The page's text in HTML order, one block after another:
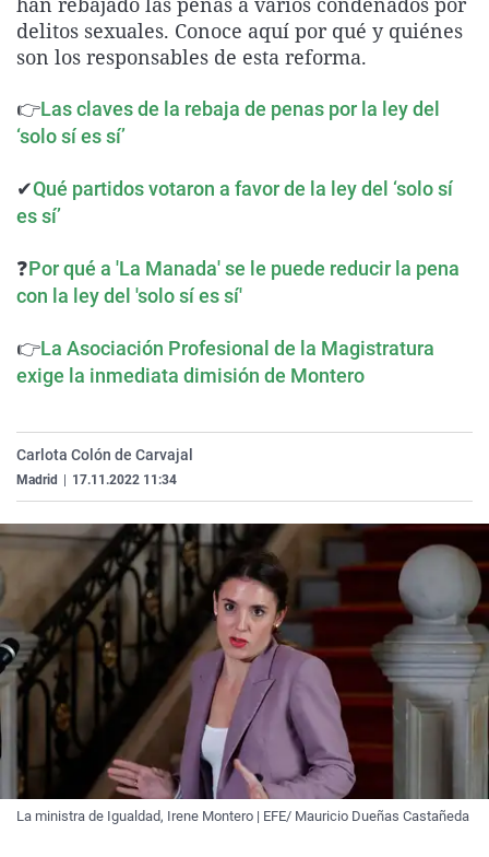
La rosa de los vientos
Gente viajera
Caso
Retornados
Extremadura
Galicia
Virales
Televisión
delitos sexuales. Conoce aquí por qué y quiénes
son los responsables de esta reforma.
👉Las claves de la rebaja de penas por la ley del
‘solo sí es sí’
✔Qué partidos votaron a favor de la ley del ‘solo sí
es sí’
❓Por qué a 'La Manada' se le puede reducir la pena
con la ley del 'solo sí es sí'
👉La Asociación Profesional de la Magistratura
exige la inmediata dimisión de Montero
Carlota Colón de Carvajal
Madrid 17.11.2022 11:34
La ministra de Igualdad, Irene Montero | EFE/ Mauricio Dueñas Castañeda